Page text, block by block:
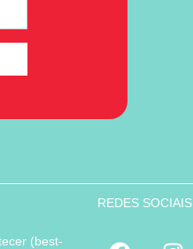
(best-
REDES SOCIAIS